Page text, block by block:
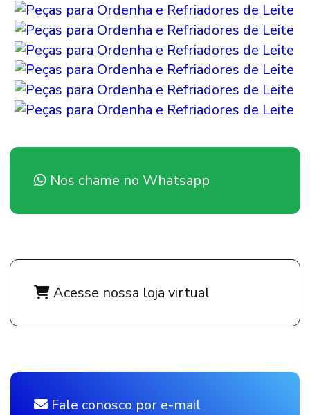
Nos chame no Whatsapp
Acesse nossa loja virtual
Fale conosco por e-mail